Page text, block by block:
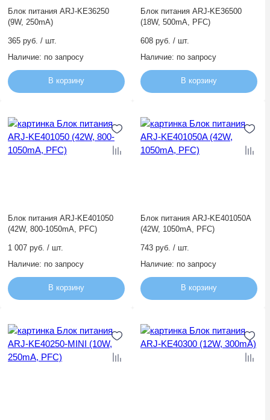
Блок питания ARJ-KE36250
(9W, 250mA)
365 руб. / шт.
Наличие: по запросу
В корзину
Блок питания ARJ-KE36500
(18W, 500mA, PFC)
608 руб. / шт.
Наличие: по запросу
В корзину
Блок питания ARJ-KE401050
(42W, 800-1050mA, PFC)
1 007 руб. / шт.
Наличие: по запросу
В корзину
Блок питания ARJ-KE401050A
(42W, 1050mA, PFC)
743 руб. / шт.
Наличие: по запросу
В корзину